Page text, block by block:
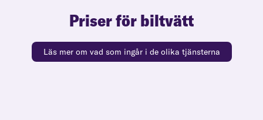
Priser för biltvätt
Läs mer om vad som ingår i de olika tjänsterna